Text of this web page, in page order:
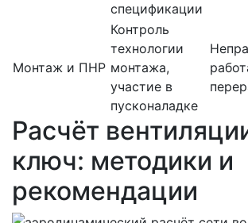
спецификации
Монтаж и ПНР
Контроль
технологии
монтажа,
участие в
пусконаладке
Расчёт
ключ: методики и
рекомендации